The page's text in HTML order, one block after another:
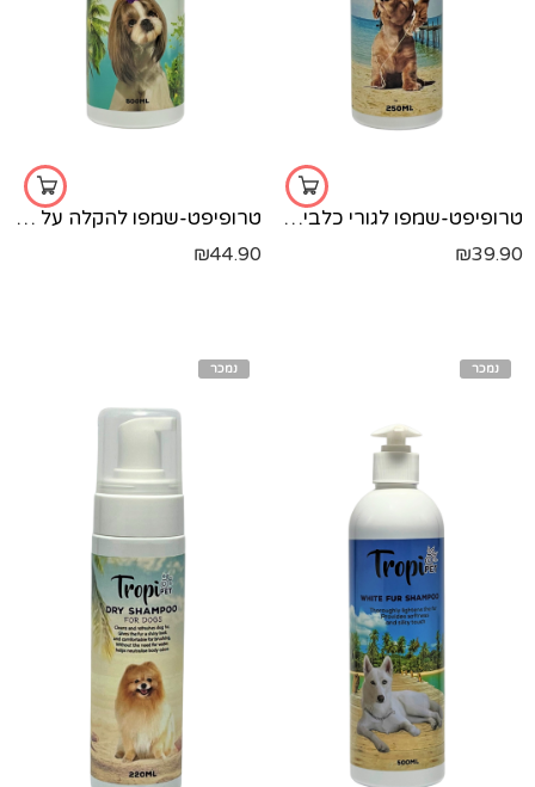
טרופיפט-שמפו לגורי כלבים-250 מל'
₪39.90
טרופיפט-שמפו להקלה על גירודים טרופיפט 500 מל'
₪44.90
נמכר נמכר